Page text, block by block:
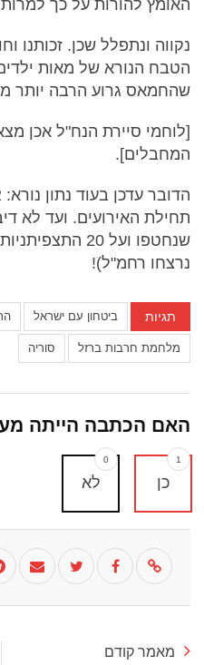
האומץ להורות על כך
נקווה ונתפלל שכן. זכותנו
הטבח הנורא של מאות
שהחמאס גרוע הרבה יותר
[לוחמי סיירת הנח"ל אכן
המחבלים].
תחילת האירועים. ועד לא
שנחטפו ועל 20
נרצחו רחמ"ל)!
תגיות ביטחון עם ישראל
מלחמת חרבות ברזל סוריה
האם הכתבה הייתה
כן
1
לא
0
מאמר קודם